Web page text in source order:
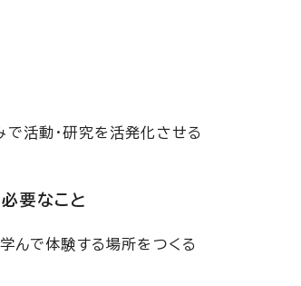
活動・研究を活発化させる
要なこと
んで体験する場所をつくる